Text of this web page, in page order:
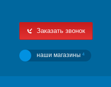
Заказать звонок
наши магазины 4